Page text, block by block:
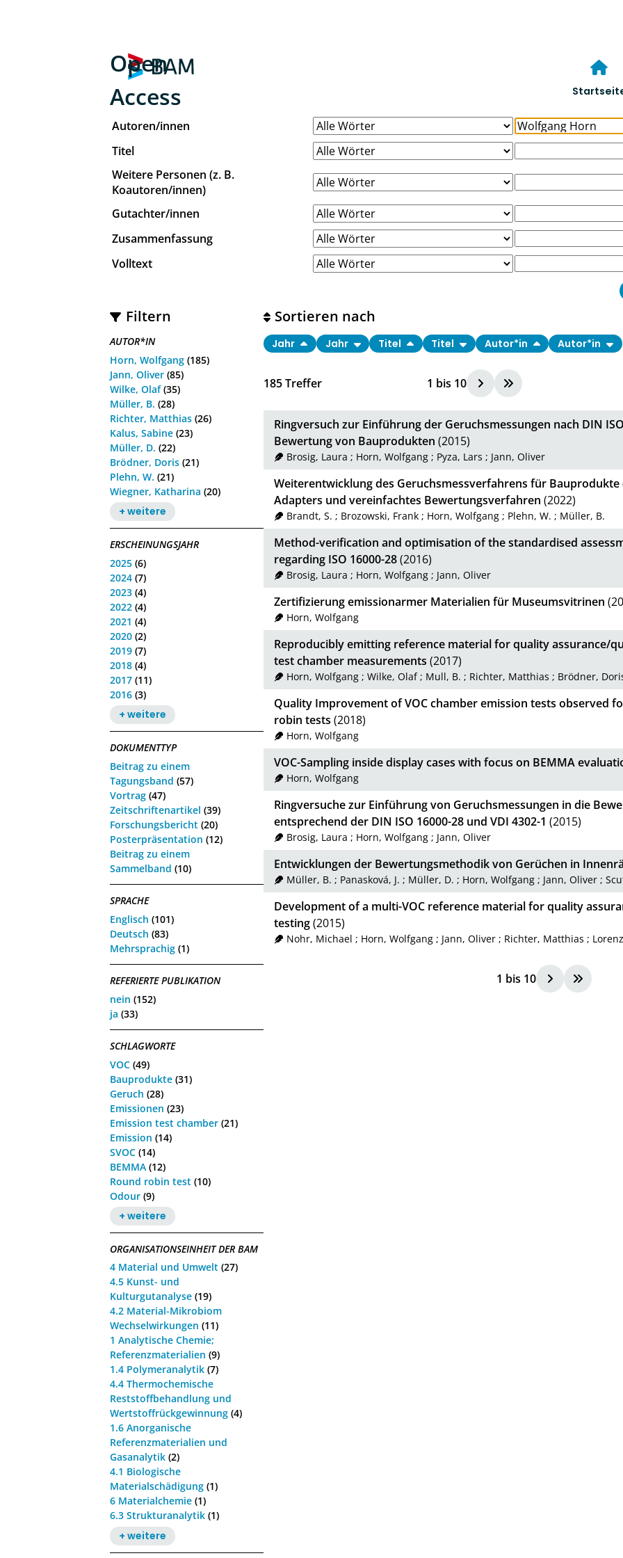
Open
Access
Autoren/innen
Titel
Weitere Personen (z. B.
Koautoren/innen)
Gutachter/innen
Zusammenfassung
Volltext
Filtern
AUTOR*IN
Horn, Wolfgang (185)
Jann, Oliver (85)
Wilke, Olaf(35)
Müller, B. (28)
Richter, Matthias (26)
Kalus, Sabine (23)
Müller, D. (22)
Brödner, Doris (21)
Plehn, W. (21)
Wiegner, Katharina (20)
+ weitere
ERSCHEINUNGSJAHR
2025 (6)
2024 (7)
2023 (4)
2022 (4)
2021 (4)
2020 (2)
2019 (7)
2018 (4)
2017 (11)
2016 (3)
+ weitere
DOKUMENTTYP
Beitrag zu einem
Tagungsband (57)
Vortrag (47)
Zeitschriftenartikel (39)
Forschungsbericht (20)
Posterpräsentation (12)
Beitrag zu einem
Sammelband (10)
SPRACHE
Englisch (101)
Deutsch (83)
Mehrsprachig (1)
REFERIERTE PUBLIKATION
nein (152)
ja (33)
SCHLAGWORTE
VOC (49)
Bauprodukte (31)
Geruch (28)
Emissionen (23)
Emission test chamber (21)
Emission (14)
SVOC (14)
BEMMA (12)
Round robin test (10)
Odour (9)
+ weitere
ORGANISATIONSEINHEIT DER BAM
4 Material und Umwelt (27)
4.5 Kunst- und
Kulturgutanalyse (19)
4.2 Material-Mikrobiom
Wechselwirkungen (11)
1 Analytische Chemie;
Referenzmaterialien (9)
1.4 Polymeranalytik (7)
4.4 Thermochemische
Reststoffbehandlung und
Wertstoffrückgewinnung (4)
1.6 Anorganische
Referenzmaterialien und
Gasanalytik (2)
4.1 Biologische
Materialschädigung (1)
6 Materialchemie (1)
6.3 Strukturanalytik (1)
+ weitere
185Treffer 1 bis 10
Sortieren nach
Jahr Jahr Titel Titel Autor*in Autor*in
Ringversuch zur Einführung der Geruchsmessungen nach DIN
Bewertung von Bauprodukten (2015)
Brosig, Laura ; Horn, Wolfgang ; Pyza, Lars ; Jann, Oliver
Weiterentwicklung des Geruchsmessverfahrens für Bauprodukte
Adapters und vereinfachtes Bewertungsverfahren (2022)
Brandt, S. ; Brozowski, Frank ; Horn, Wolfgang ; Plehn, W. ; Müller, B.
Method-verification and optimisation of the standardised
regarding ISO 16000-28(2016)
Brosig, Laura ; Horn, Wolfgang ; Jann, Oliver
Zertifizierung emissionarmer Materialien für Museumsvitrinen
Horn, Wolfgang
Reproducibly emitting reference material for quality assurance/
test chamber measurements (2017)
Horn, Wolfgang ;Wilke, Olaf; Mull, B. ; Richter, Matthias ; Brödner,
Quality Improvement of VOC chamber emission tests observed
robin tests (2018)
Horn, Wolfgang
VOC-Sampling inside display cases with focus on BEMMA
Horn, Wolfgang
Ringversuche zur Einführung von Geruchsmessungen in die
entsprechend der DIN ISO 16000-28 und VDI 4302-1 (2015)
Brosig, Laura ; Horn, Wolfgang ; Jann, Oliver
Entwicklungen der Bewertungsmethodik von Gerüchen in
Müller, B. ; Panasková, J. ; Müller, D. ; Horn, Wolfgang ; Jann, Oliver ;
Development of a multi-VOC reference material for quality
testing(2015)
Nohr, Michael ; Horn, Wolfgang ; Jann, Oliver ; Richter, Matthias ;
1 bis 10